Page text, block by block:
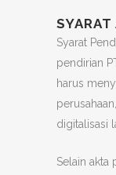
Syarat
pendirian
harus
digitalisasi
Selain akta